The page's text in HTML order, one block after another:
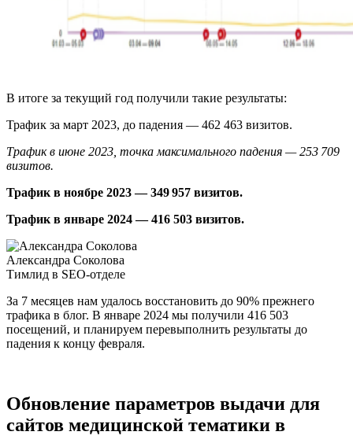
В итоге за текущий год получили такие результаты:
Трафик за март 2023, до падения — 462 463 визитов.
Трафик в июне 2023, точка максимального падения — 253 709
визитов.
Трафик в ноябре 2023 — 349 957 визитов.
Трафик в январе 2024 — 416 503 визитов.
Александра Соколова
Тимлид в SEO-отделе
За 7 месяцев нам удалось восстановить до 90% прежнего
трафика в блог. В январе 2024 мы получили 416 503
посещений, и планируем перевыполнить результаты до
падения к концу февраля.
Обновление параметров выдачи для
сайтов медицинской тематики в